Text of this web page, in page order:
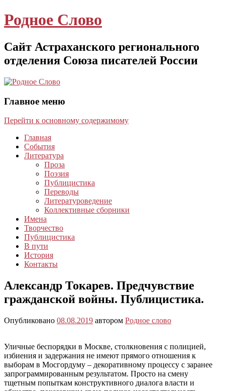
Родное Слово
Сайт Астраханского регионального
отделения Союза писателей России
Главное меню
Перейти к основному содержимому
Главная
События
Литература
Проза
Поэзия
Публицистика
Переводы
Литературоведение
Коллективные сборники
Имена
Творчество
Публицистика
В пути
История
Контакты
Александр Токарев. Предчувствие
гражданской войны. Публицистика.
Опубликовано 08.08.2019 автором Родное слово
Уличные беспорядки в Москве, столкновения с полицией,
избиения и задержания не имеют прямого отношения к
выборам в Мосгордуму – декоративному процессу с заранее
запрограммированным результатом. Просто на смену
тщетным попыткам конструктивного диалога власти и